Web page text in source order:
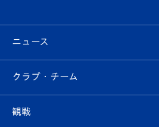
ニュース
すべて
クラブ・チーム
観戦